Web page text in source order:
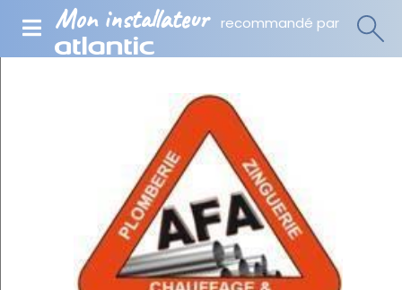
Mon installateur recommandé par